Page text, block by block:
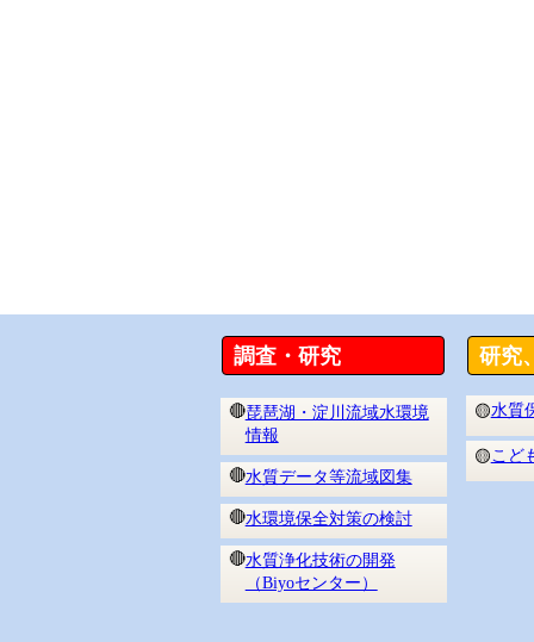
調査・研究
🔴琵琶湖・淀川流域水環境
情報
🔴水質データ等流域図集
🔴水環境保全対策の検討
🔴水質浄化技術の開発
（Biyoセンター）
研究
🟡水質
🟡こど